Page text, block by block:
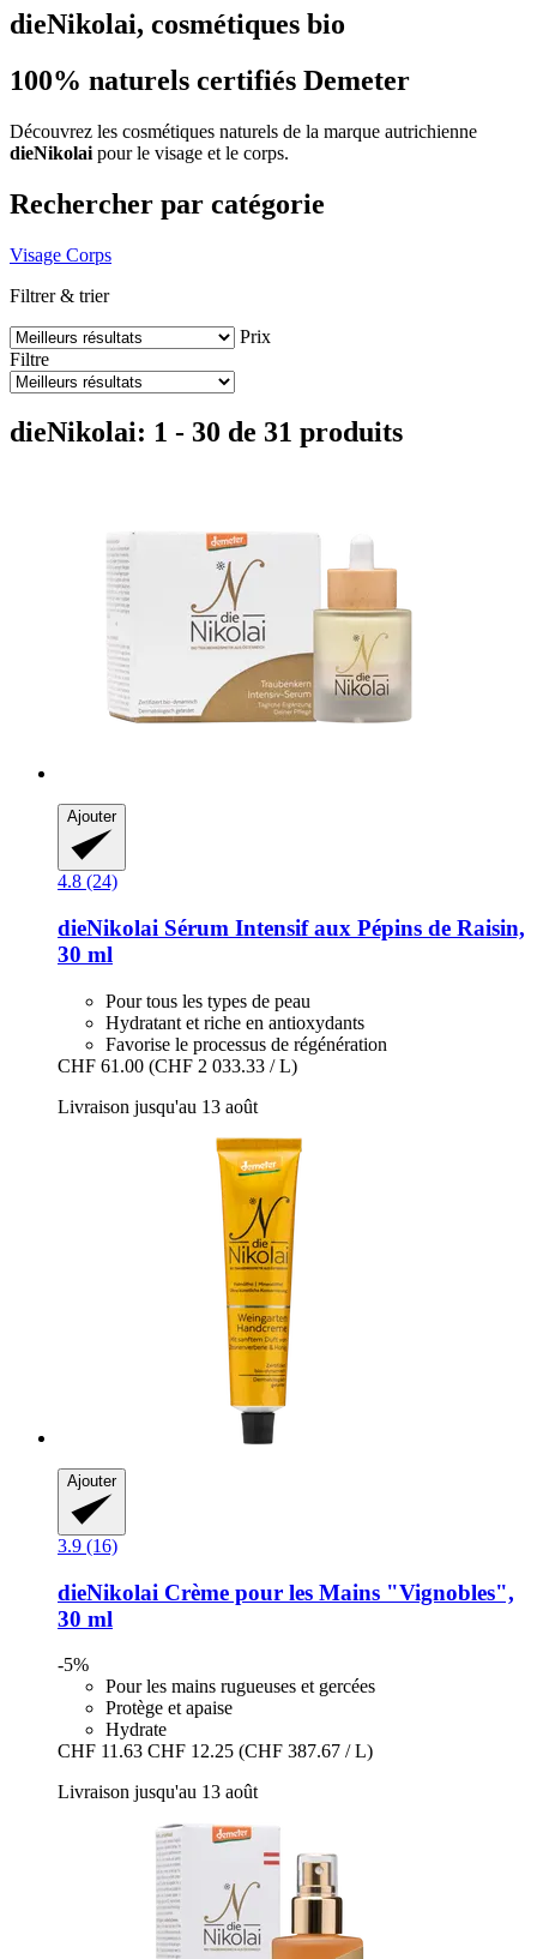
dieNikolai, cosmétiques bio
100% naturels certifiés Demeter
Découvrez les cosmétiques naturels de la marque autrichienne
dieNikolai pour le visage et le corps.
Rechercher par catégorie
Visage Corps
Filtrer & trier
Prix
Filtre
dieNikolai: 1 - 30 de 31 produits
Ajouter
4.8 (24)
dieNikolai Sérum Intensif aux Pépins de Raisin,
30 ml
Pour tous les types de peau
Hydratant et riche en antioxydants
Favorise le processus de régénération
CHF 61.00 (CHF 2 033.33 / L)
Livraison jusqu'au 13 août
Ajouter
3.9 (16)
dieNikolai Crème pour les Mains "Vignobles",
30 ml
-5%
Pour les mains rugueuses et gercées
Protège et apaise
Hydrate
CHF 11.63 CHF 12.25 (CHF 387.67 / L)
Livraison jusqu'au 13 août